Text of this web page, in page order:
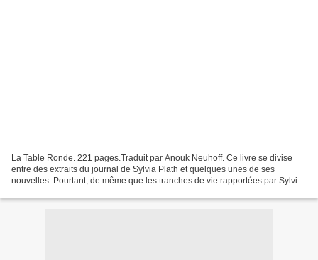
La Table Ronde. 221 pages.Traduit par Anouk Neuhoff. Ce livre se divise
entre des extraits du journal de Sylvia Plath et quelques unes de ses
nouvelles. Pourtant, de même que les tranches de vie rapportées par Sylvia